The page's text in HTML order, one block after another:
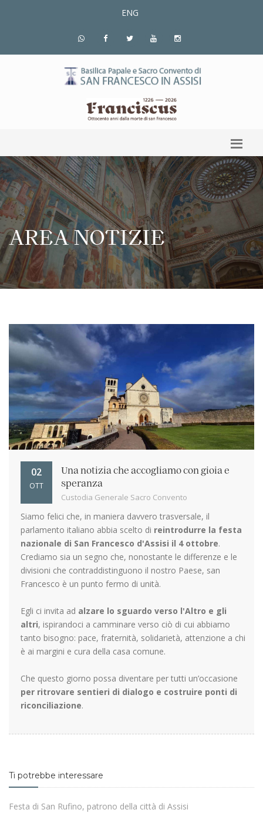
ENG
AREA NOTIZIE
02
OTT
Una notizia che accogliamo con gioia e
speranza
Custodia Generale Sacro Convento
Siamo felici che, in maniera davvero trasversale, il
parlamento italiano abbia scelto di reintrodurre la festa
nazionale di San Francesco d'Assisi il 4 ottobre.
Crediamo sia un segno che, nonostante le differenze e le
divisioni che contraddistinguono il nostro Paese, san
Francesco è un punto fermo di unità.
Egli ci invita ad alzare lo sguardo verso l'Altro e gli
altri, ispirandoci a camminare verso ciò di cui abbiamo
tanto bisogno: pace, fraternità, solidarietà, attenzione a chi
è ai margini e cura della casa comune.
Che questo giorno possa diventare per tutti un’occasione
per ritrovare sentieri di dialogo e costruire ponti di
riconciliazione.
Ti potrebbe interessare
Festa di San Rufino, patrono della città di Assisi